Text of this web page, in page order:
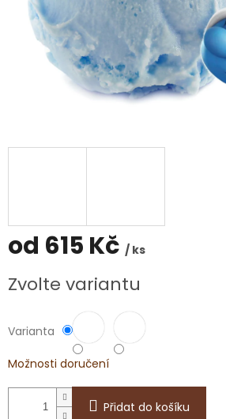
od 615 Kč / ks
cena:
Zvolte variantu
Varianta
Možnosti doručení
Přidat do košíku